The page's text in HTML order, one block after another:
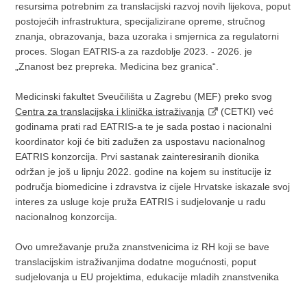
resursima potrebnim za translacijski razvoj novih lijekova, poput
postojećih infrastruktura, specijalizirane opreme, stručnog
znanja, obrazovanja, baza uzoraka i smjernica za regulatorni
proces. Slogan EATRIS-a za razdoblje 2023. - 2026. je
„Znanost bez prepreka. Medicina bez granica“.
Medicinski fakultet Sveučilišta u Zagrebu (MEF) preko svog
Centra za translacijska i klinička istraživanja
(CETKI) već
godinama prati rad EATRIS-a te je sada postao i nacionalni
koordinator koji će biti zadužen za uspostavu nacionalnog
EATRIS konzorcija. Prvi sastanak zainteresiranih dionika
održan je još u lipnju 2022. godine na kojem su institucije iz
područja biomedicine i zdravstva iz cijele Hrvatske iskazale svoj
interes za usluge koje pruža EATRIS i sudjelovanje u radu
nacionalnog konzorcija.
Ovo umrežavanje pruža znanstvenicima iz RH koji se bave
translacijskim istraživanjima dodatne mogućnosti, poput
sudjelovanja u EU projektima, edukacije mladih znanstvenika